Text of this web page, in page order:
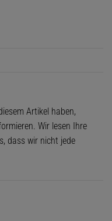
Artikel haben,
Wir lesen Ihre
dass wir nicht jede